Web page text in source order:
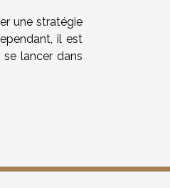
une stratégie
il est
lancer dans